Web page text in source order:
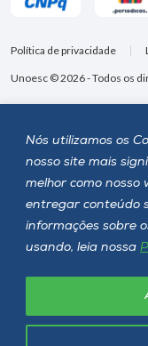
Nós utilizamos os
nosso site mais
melhor como nosso
entregar conteúdo
informações sobre
usando, leia nossa
Unoesc © 2026 - Todos os
Política de privacidade